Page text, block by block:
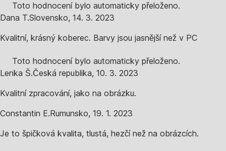
Toto hodnocení bylo automaticky přeloženo.
Dana T.Slovensko, 14. 3. 2023
Kvalitní, krásný koberec. Barvy jsou jasnější než v PC
Toto hodnocení bylo automaticky přeloženo.
Lenka Š.Česká republika, 10. 3. 2023
Kvalitní zpracování, jako na obrázku.
Constantin E.Rumunsko, 19. 1. 2023
Je to špičková kvalita, tlustá, hezčí než na obrázcích.